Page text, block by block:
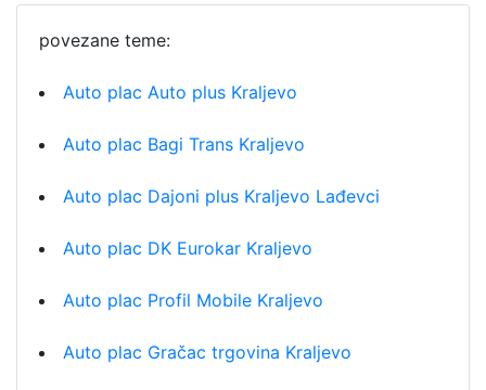
povezane teme:
Auto plac Auto plus Kraljevo
Auto plac Bagi Trans Kraljevo
Auto plac Dajoni plus Kraljevo Lađevci
Auto plac DK Eurokar Kraljevo
Auto plac Profil Mobile Kraljevo
Auto plac Gračac trgovina Kraljevo